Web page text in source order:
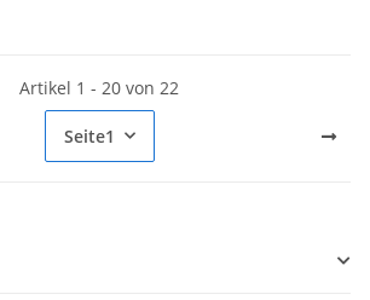
Artikel 1 - 20 von 22
Seite1